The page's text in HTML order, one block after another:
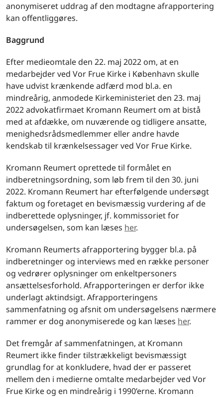
anonymiseret uddrag af den modtagne afrapportering
kan offentliggøres.
Baggrund
Efter medieomtale den 22. maj 2022 om, at en
medarbejder ved Vor Frue Kirke i København skulle
have udvist krænkende adfærd mod bl.a. en
mindreårig, anmodede Kirkeministeriet den 23. maj
2022 advokatfirmaet Kromann Reumert om at bistå
med at afdække, om nuværende og tidligere ansatte,
menighedsrådsmedlemmer eller andre havde
kendskab til krænkelsessager ved Vor Frue Kirke.
Kromann Reumert oprettede til formålet en
indberetningsordning, som løb frem til den 30. juni
2022. Kromann Reumert har efterfølgende undersøgt
faktum og foretaget en bevismæssig vurdering af de
indberettede oplysninger, jf. kommissoriet for
undersøgelsen, som kan læses her.
Kromann Reumerts afrapportering bygger bl.a. på
indberetninger og interviews med en række personer
og vedrører oplysninger om enkeltpersoners
ansættelsesforhold. Afrapporteringen er derfor ikke
underlagt aktindsigt. Afrapporteringens
sammenfatning og afsnit om undersøgelsens nærmere
rammer er dog anonymiserede og kan læses her.
Det fremgår af sammenfatningen, at Kromann
Reumert ikke finder tilstrækkeligt bevismæssigt
grundlag for at konkludere, hvad der er passeret
mellem den i medierne omtalte medarbejder ved Vor
Frue Kirke og en mindreårig i 1990’erne. Kromann